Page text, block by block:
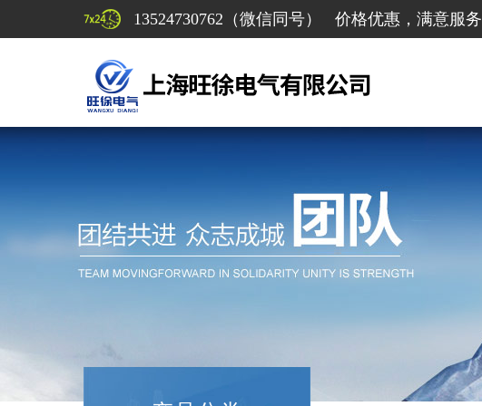
13524730762（微信同号） 价格优惠，满意服务